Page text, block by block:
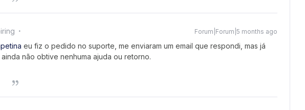
Forum|Forum|5 months ago
eu fiz o pedido no suporte, me enviaram um email que respondi, mas já
não obtive nenhuma ajuda ou retorno.